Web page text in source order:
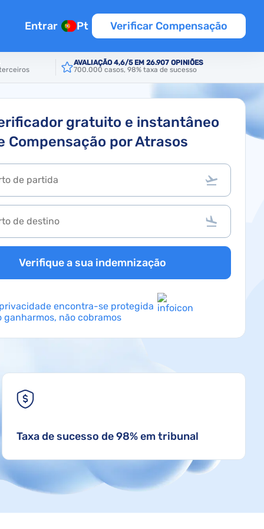
Entrar Pt Verificar Compensação
AVALIAÇÃO 4,6/5 EM 26.907 OPINIÕES
700.000 casos, 98% taxa de sucesso
gratuito e instantâneo
Compensação por Atrasos
Verifique a sua indemnização
encontra-se protegida
ganharmos, não cobramos
Taxa de sucesso de 98% em tribunal